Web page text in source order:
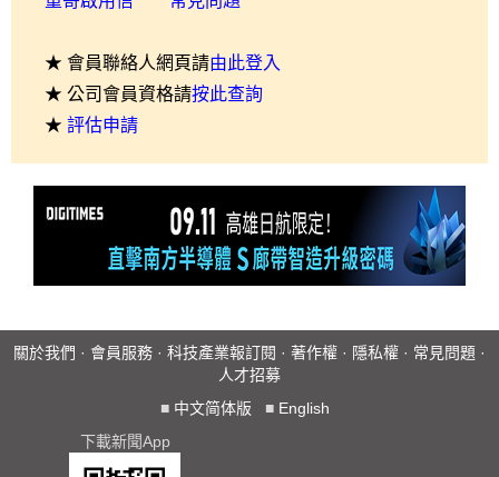
★ 會員聯絡人網頁請由此登入
★ 公司會員資格請按此查詢
★ 評估申請
關於我們 · 會員服務 · 科技產業報訂閱 · 著作權 · 隱私權 · 常見問題 ·
人才招募
■ 中文简体版 ■ English
下載新聞App